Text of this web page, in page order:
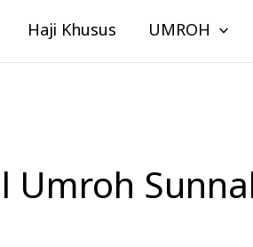
Haji Khusus UMROH
Umroh